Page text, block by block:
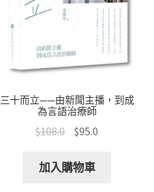
三十而立——由新聞主播，到成
為言語治療師
$108.0 $95.0
加入購物車